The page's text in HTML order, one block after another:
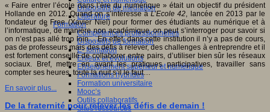
Dispositifs de médiation
Littérature
Formation
Compétences professionnelles
Dispositifs de formation
E- formation
Enjeux et évolutions
Enseignement supérieur et numérique
Formations hybrides
Formation universitaire
Mooc’s
Outils collaboratifs
Sites ressources
« Faire entrer l’école dans l’ère du numérique » était un objectif du président
Hollande en 2012. Quand on s’intéresse àL’Ecole 42, lancée en 2013 par le
fondateur de Free (Xavier Niel) pour former des étudiants au numérique et à
l’informatique, de manière non académique, on peut s’interroger pour savoir si
on n’est pas allé trop loin… En effet, dans cette institution il n’y a pas de cours,
pas de professeurs mais des défis à relever, des challenges à entreprendre et il
est fortement conseillé de collaborer entre pairs, d’utiliser bien sûr les réseaux
sociaux. Bref, mettre en avant les pratiques participatives, travailler sans
compter ses heures, toute la nuit s’il le faut…
En savoir plus...
De la fraternité pour relever les défis de demain !